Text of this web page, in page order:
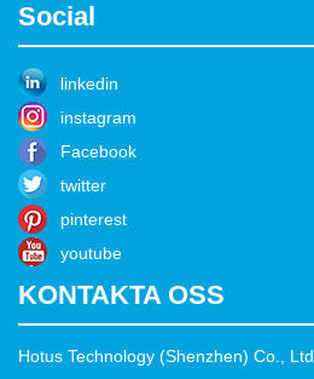
Social
linkedin
instagram
Facebook
twitter
pinterest
youtube
KONTAKTA OSS
Hotus Technology (Shenzhen) Co., Ltd.